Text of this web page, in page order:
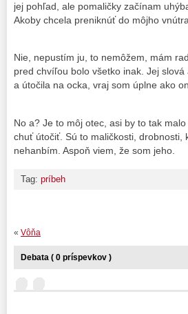
jej pohľad, ale pomaličky začínam
Akoby chcela preniknúť do môjho vnútra.
Nie, nepustím ju, to nemôžem, mám
pred chvíľou bolo všetko inak. Jej
a útočila na ocka, vraj som úplne ako
No a? Je to môj otec, asi by to tak
chuť útočiť. Sú to maličkosti, drobnosti,
nehanbím. Aspoň viem, že som jeho.
Tag: príbeh
« Vôňa
Debata ( 0 príspevkov )